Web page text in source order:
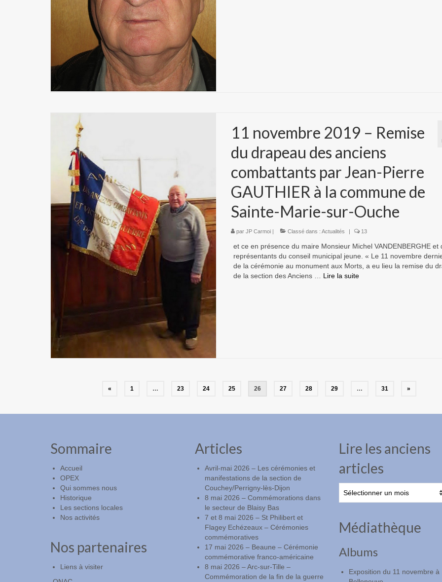
11 novembre 2019 – Remise
du drapeau des anciens
combattants par Jean-Pierre
GAUTHIER à la commune de
Sainte-Marie-sur-Ouche
par JP Carmoi| Classé dans : Actualités | 13
et ce en présence du maire Monsieur Michel VANDENBERGHE et
représentants du conseil municipal jeune. « Le 11 novembre
de la cérémonie au monument aux Morts, a eu lieu la remise du
de la section des Anciens … Lire la suite­­
Navigation
« 1 … 23 24 25 26 27 28 29 … 31 »
Sommaire
Accueil
OPEX
Qui sommes nous
Historique
Les sections locales
Nos activités
Nos partenaires
Liens à visiter
Articles
Avril-mai 2026 – Les cérémonies et
manifestations de la section de
Couchey/Perrigny-lès-Dijon
8 mai 2026 – Commémorations dans
le secteur de Blaisy Bas
7 et 8 mai 2026 – St Philibert et
Flagey Echézeaux – Cérémonies
commémoratives
17 mai 2026 – Beaune – Cérémonie
commémorative franco-américaine
8 mai 2026 – Arc-sur-Tille –
Commémoration de la fin de la guerre
Lire les anciens
articles
les
Médiathèque
Albums
Exposition du 11 novembre à